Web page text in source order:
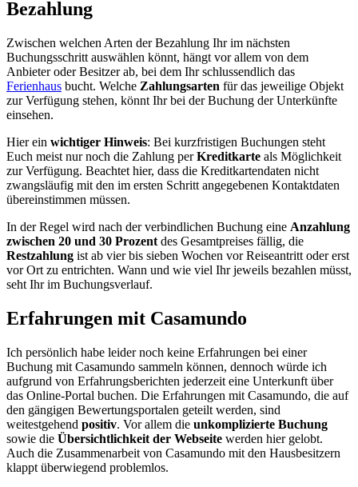
Bezahlung
Zwischen welchen Arten der Bezahlung Ihr im nächsten
Buchungsschritt auswählen könnt, hängt vor allem von dem
Anbieter oder Besitzer ab, bei dem Ihr schlussendlich das
Ferienhaus bucht. Welche Zahlungsarten für das jeweilige Objekt
zur Verfügung stehen, könnt Ihr bei der Buchung der Unterkünfte
einsehen.
Hier ein wichtiger Hinweis: Bei kurzfristigen Buchungen steht
Euch meist nur noch die Zahlung perKreditkarte als Möglichkeit
zur Verfügung. Beachtet hier, dass die Kreditkartendaten nicht
zwangsläufig mit den im ersten Schritt angegebenen Kontaktdaten
übereinstimmen müssen.
In der Regel wird nach der verbindlichen Buchung eine Anzahlung
zwischen 20 und 30 Prozent des Gesamtpreises fällig, die
Restzahlung ist ab vier bis sieben Wochen vor Reiseantritt oder erst
vor Ort zu entrichten. Wann und wie viel Ihr jeweils bezahlen müsst,
seht Ihr im Buchungsverlauf.
Erfahrungen mit Casamundo
Ich persönlich habe leider noch keine Erfahrungen bei einer
Buchung mit Casamundo sammeln können, dennoch würde ich
aufgrund von Erfahrungsberichten jederzeit eine Unterkunft über
das Online-Portal buchen. Die Erfahrungen mit Casamundo, die auf
den gängigen Bewertungsportalen geteilt werden, sind
weitestgehend positiv. Vor allem die unkomplizierte Buchung
sowie die Übersichtlichkeit der Webseite werden hier gelobt.
Auch die Zusammenarbeit von Casamundo mit den Hausbesitzern
klappt überwiegend problemlos.